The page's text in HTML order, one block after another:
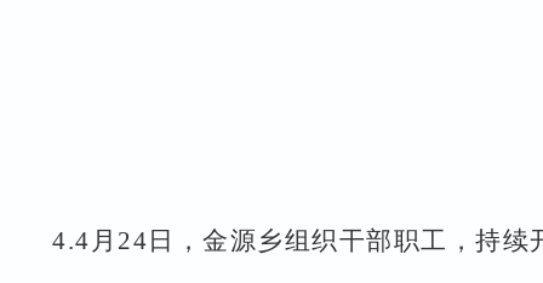
4.4 月 24 日，金源乡组织干部职工，持续